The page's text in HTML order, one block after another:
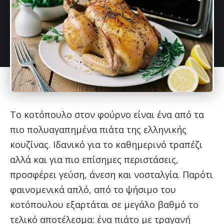
Το κοτόπουλο στον φούρνο είναι ένα από τα
πιο πολυαγαπημένα πιάτα της ελληνικής
κουζίνας. Ιδανικό για το καθημερινό τραπέζι
αλλά και για πιο επίσημες περιστάσεις,
προσφέρει γεύση, άνεση και νοσταλγία. Παρότι
φαινομενικά απλό, από το ψήσιμο του
κοτόπουλου εξαρτάται σε μεγάλο βαθμό το
τελικό αποτέλεσμα: ένα πιάτο με τραγανή